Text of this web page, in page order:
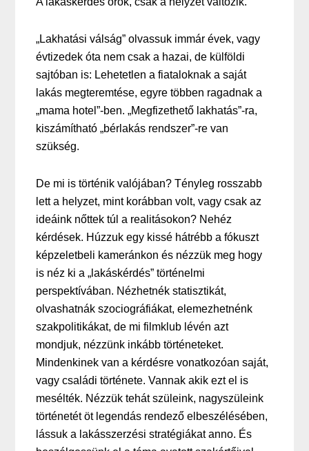
„Lakhatási válság” olvassuk immár évek, vagy
évtizedek óta nem csak a hazai, de külföldi
sajtóban is: Lehetetlen a fiataloknak a saját
lakás megteremtése, egyre többen ragadnak a
„mama hotel”-ben. „Megfizethető lakhatás”-ra,
kiszámítható „bérlakás rendszer”-re van
szükség.
De mi is történik valójában? Tényleg rosszabb
lett a helyzet, mint korábban volt, vagy csak az
ideáink nőttek túl a realitásokon? Nehéz
kérdések. Húzzuk egy kissé hátrébb a fókuszt
képzeletbeli kameránkon és nézzük meg hogy
is néz ki a „lakáskérdés” történelmi
perspektívában. Nézhetnék statisztikát,
olvashatnák szociográfiákat, elemezhetnénk
szakpolitikákat, de mi filmklub lévén azt
mondjuk, nézzünk inkább történeteket.
Mindenkinek van a kérdésre vonatkozóan saját,
vagy családi története. Vannak akik ezt el is
mesélték. Nézzük tehát szüleink, nagyszüleink
történetét öt legendás rendező elbeszélésében,
lássuk a lakásszerzési stratégiákat anno. És